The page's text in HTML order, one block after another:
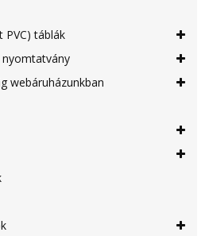
PVC) táblák
nyomtatvány
webáruházunkban